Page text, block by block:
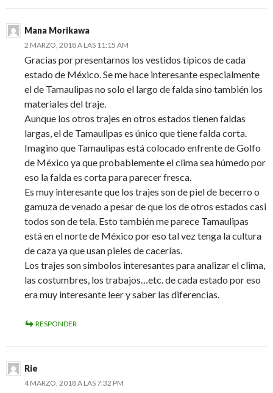
Mana Morikawa
2 MARZO, 2018 A LAS 11:15 AM
Gracias por presentarnos los vestidos típicos de cada
estado de México. Se me hace interesante especialmente
el de Tamaulipas no solo el largo de falda sino también los
materiales del traje.
Aunque los otros trajes en otros estados tienen faldas
largas, el de Tamaulipas es único que tiene falda corta.
Imagino que Tamaulipas está colocado enfrente de Golfo
de México ya que probablemente el clima sea húmedo por
eso la falda es corta para parecer fresca.
Es muy interesante que los trajes son de piel de becerro o
gamuza de venado a pesar de que los de otros estados casi
todos son de tela. Esto también me parece Tamaulipas
está en el norte de México por eso tal vez tenga la cultura
de caza ya que usan pieles de cacerías.
Los trajes son simbolos interesantes para analizar el clima,
las costumbres, los trabajos…etc. de cada estado por eso
era muy interesante leer y saber las diferencias.
RESPONDER
Rie
4 MARZO, 2018 A LAS 7:32 PM